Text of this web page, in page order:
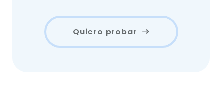
Quiero probar